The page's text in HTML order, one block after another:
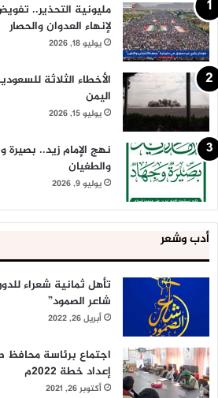
مليونية التحذير..
لإنهاء العدوان والحصار
يوليو 18, 2026
الأخطاء الثلاثة
اليمن
يوليو 15, 2026
نهج الإمام زيد..
والطغيان
يوليو 9, 2026
أدب وشعر
تأهل ثمانية شعراء
شاعر الصمود”
أبريل 26, 2022
اجتماع برئاسة
إعداد خطة 2022م
أكتوبر 26, 2021